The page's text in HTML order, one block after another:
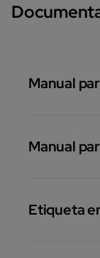
Manual
Manual
Etiqueta